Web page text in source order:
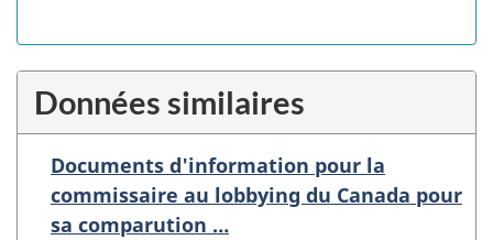
Données similaires
Documents d'information pour la
commissaire au lobbying du Canada pour
sa comparution …